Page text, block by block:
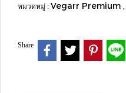
หมวดหมู่ : Vegarr Premium ,
Share